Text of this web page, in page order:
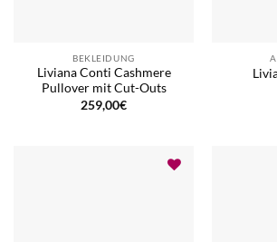
BEKLEIDUNG
Liviana Conti Cashmere
Pullover mit Cut-Outs
259,00€